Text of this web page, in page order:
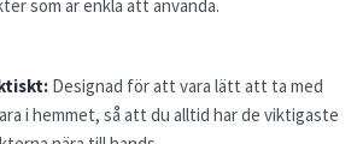
som är enkla att använda.
Designad för att vara lätt att ta med
i hemmet, så att du alltid har de viktigaste